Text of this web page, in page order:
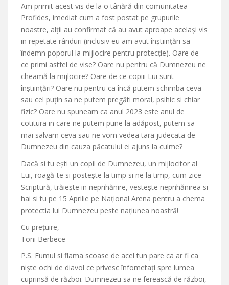
Am primit acest vis de la o tânără din comunitatea
Profides, imediat cum a fost postat pe grupurile
noastre, alții au confirmat că au avut aproape același vis
in repetate rânduri (inclusiv eu am avut înștiințări sa
îndemn poporul la mijlocire pentru protecție). Oare de
ce primi astfel de vise? Oare nu pentru că Dumnezeu ne
cheamă la mijlocire? Oare de ce copiii Lui sunt
înștiințări? Oare nu pentru ca încă putem schimba ceva
sau cel puțin sa ne putem pregăti moral, psihic si chiar
fizic? Oare nu spuneam ca anul 2023 este anul de
cotitura in care ne putem pune la adăpost, putem sa
mai salvam ceva sau ne vom vedea tara judecata de
Dumnezeu din cauza păcatului ei ajuns la culme?
Dacă si tu ești un copil de Dumnezeu, un mijlocitor al
Lui, roagă-te si postește la timp si ne la timp, cum zice
Scriptură, trăiește in neprihănire, vestește neprihănirea si
hai si tu pe 15 Aprilie pe Național Arena pentru a chema
protectia lui Dumnezeu peste națiunea noastră!
Cu prețuire,
Toni Berbece
P.S. Fumul si flama scoase de acel tun pare ca ar fi ca
niște ochi de diavol ce privesc înfometați spre lumea
cuprinsă de război. Dumnezeu sa ne ferească de război,